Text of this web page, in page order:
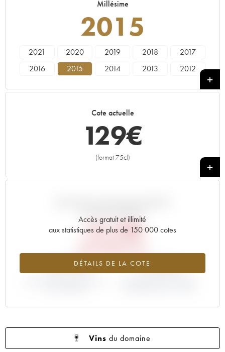
Millésime
2015
2021 2020 2019 2018
2017
2016
2015 2014 2013
2012
Cote actuelle
129€
(format 75cl)
+
Accès gratuit et illimité
aux statistiques de plus de 150 000 cotes
DÉTAILS DE LA COTE
151,20€
-14.79% +12.5%
Vins du domaine